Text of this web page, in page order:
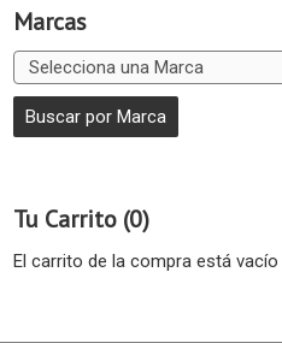
Marcas
Tu Carrito (0)
El carrito de la compra está vacío